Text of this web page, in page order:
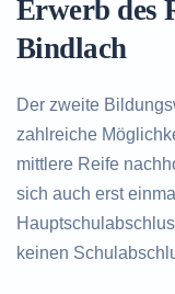
Erwerb des
Bindlach
Der zweite
zahlreiche
mittlere Reife
sich auch erst
keinen